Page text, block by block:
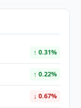
↑ 0.31%
↑ 0.22%
↓ 0.67%